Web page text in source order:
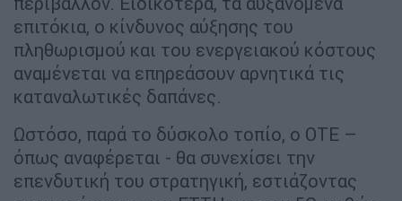
επιτόκια, ο κίνδυνος αύξησης του
πληθωρισμού και του ενεργειακού κόστους
αναμένεται να επηρεάσουν αρνητικά τις
καταναλωτικές δαπάνες.
Ωστόσο, παρά το δύσκολο τοπίο, ο ΟΤΕ –
όπως αναφέρεται - θα συνεχίσει την
επενδυτική του στρατηγική, εστιάζοντας